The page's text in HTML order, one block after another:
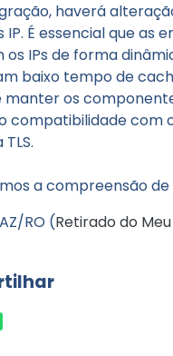
haverá
É essencial que as
IPs de forma
baixo tempo de
manter os
compatibilidade com
a compreensão de
RO (Retirado do